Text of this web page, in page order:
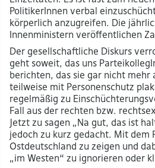
PolitikerInnen verbal
körperlich anzugreifen. Die
Innenministern veröffentlichen
Der gesellschaftliche Diskurs
geht soweit, das uns
berichten, das sie gar nicht mehr
teilweise mit Personenschutz
regelmäßig zu
Fall aus der rechten bzw.
Jetzt zu sagen „Na gut, das ist
jedoch zu kurz gedacht. Mit dem
Ostdeutschland zu zeigen und
„im Westen“ zu ignorieren oder